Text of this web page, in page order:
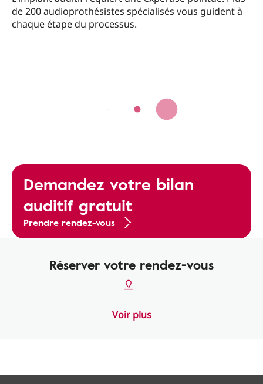
de 200 audioprothésistes spécialisés vous guident à
chaque étape du processus.
Demandez votre bilan
auditif gratuit
Prendre rendez-vous
Réserver votre rendez-vous
Voir plus